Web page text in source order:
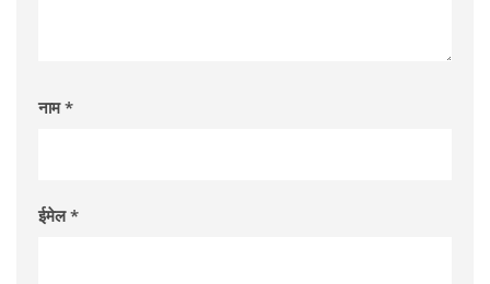
नाम*
ईमेल*